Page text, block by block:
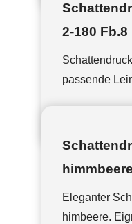
2-180 Fb.8
passende
Eleganter
himbeere.